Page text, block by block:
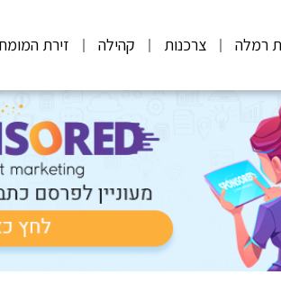
רמלה צרכנות קהילה זירת